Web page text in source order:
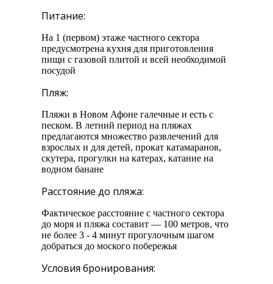
Питание:
На 1 (первом) этаже частного сектора
предусмотрена кухня для приготовления
пищи с газовой плитой и всей необходимой
посудой
Пляж:
Пляжи в Новом Афоне галечные и есть с
песком. В летний период на пляжах
предлагаются множество развлечений для
взрослых и для детей, прокат катамаранов,
скутера, прогулки на катерах, катание на
водном банане
Расстояние до пляжа:
Фактическое расстояние с частного сектора
до моря и пляжа составит — 100 метров, что
не более 3 - 4 минут прогулочным шагом
добраться до моского побережья
Условия бронирования: